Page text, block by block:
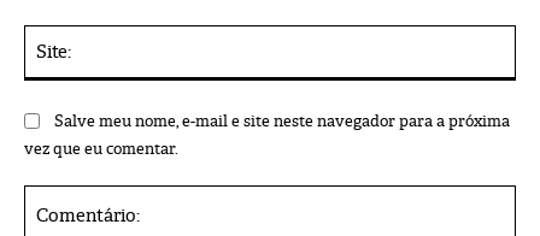
Salve meu nome, e-mail e site neste navegador para a próxima
vez que eu comentar.